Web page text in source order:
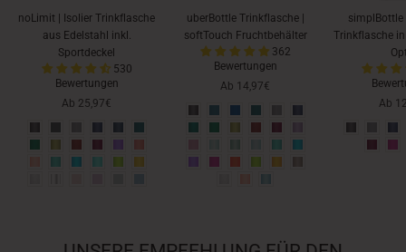
noLimit | Isolier Trinkflasche
aus Edelstahl inkl.
Sportdeckel
530
Bewertungen
Ab 25,97€
uberBottle Trinkflasche |
softTouch Fruchtbehälter
362
Bewertungen
Ab 14,97€
simplBottle
Trinkflasche
Ab